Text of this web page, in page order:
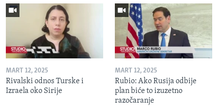
MART 12, 2025
Rivalski odnos Turske i
Izraela oko Sirije
MART 12, 2025
Rubio: Ako Rusija odbije
plan biće to izuzetno
razočaranje